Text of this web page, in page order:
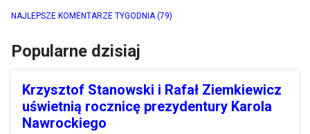
NAJLEPSZE KOMENTARZE TYGODNIA(79)
Popularne dzisiaj
Krzysztof Stanowski i Rafał Ziemkiewicz
uświetnią rocznicę prezydentury Karola
Nawrockiego